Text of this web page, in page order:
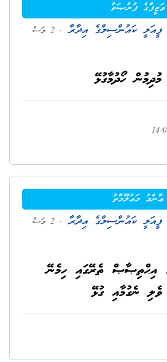
ވަޒީފާގެ ފުރުޞަތު
ފީއަލީ ކައުންސިލްގެ އިދާރާ
. 2 މަސް
ހޯދުމާގުޅޭ
ޢާންމު މަޢުލޫމާތު
ފީއަލީ ކައުންސިލްގެ އިދާރާ
. 2 މަސް
އިޙްތިޞާޞް ތެރޭގައި ހިމެނޭ
ނެގުމާއި ގުޅޭ